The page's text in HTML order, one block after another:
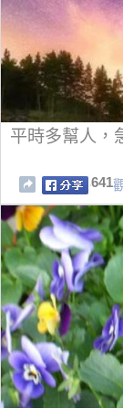
平時多幫人，
641